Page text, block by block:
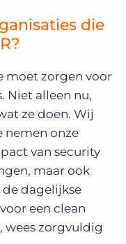
die
moet zorgen voor
Niet alleen nu,
ze doen. Wij
nemen onze
van security
maar ook
dagelijkse
een clean
wees zorgvuldig